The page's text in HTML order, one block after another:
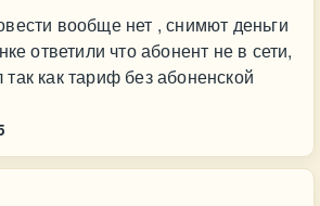
вообще нет , снимют деньги
ответили что абонент не в сети,
как тариф без абоненской